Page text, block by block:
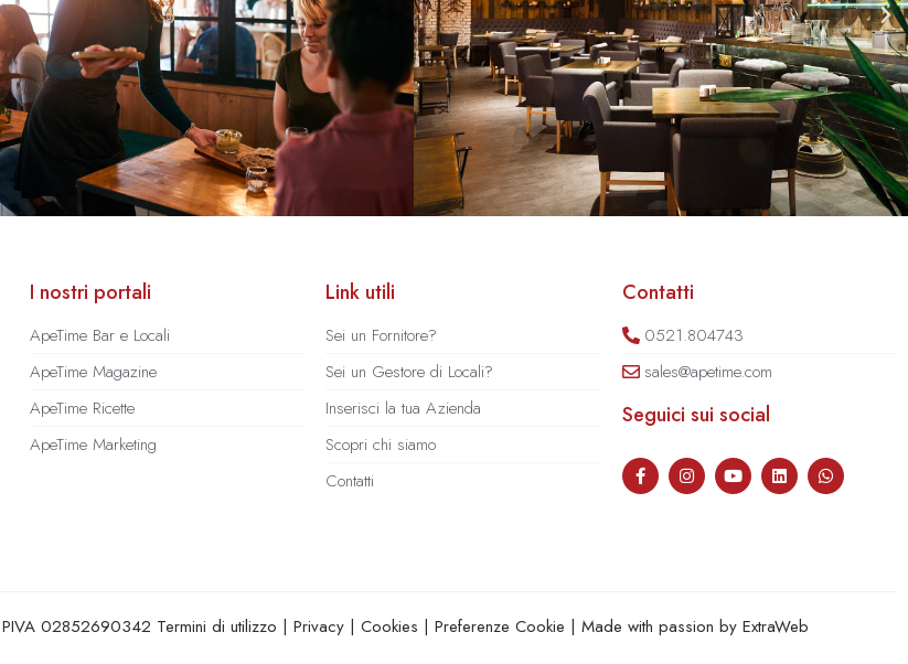
I nostri portali
ApeTime Bar e Locali
ApeTime Magazine
ApeTime Ricette
ApeTime Marketing
Link utili
Sei un Fornitore?
Sei un Gestore di Locali?
Inserisci la tua Azienda
Scopri chi siamo
Contatti
Contatti
0521.804743
sales@apetime.com
Seguici sui social
02852690342 Termini di utilizzo | Privacy | Cookies | Preferenze Cookie | Made with passion by ExtraWeb